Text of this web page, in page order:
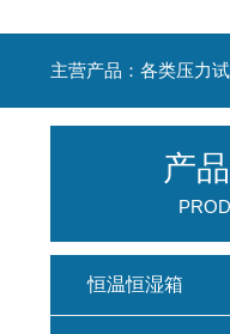
主营产品：各类压力
产
恒温恒湿箱